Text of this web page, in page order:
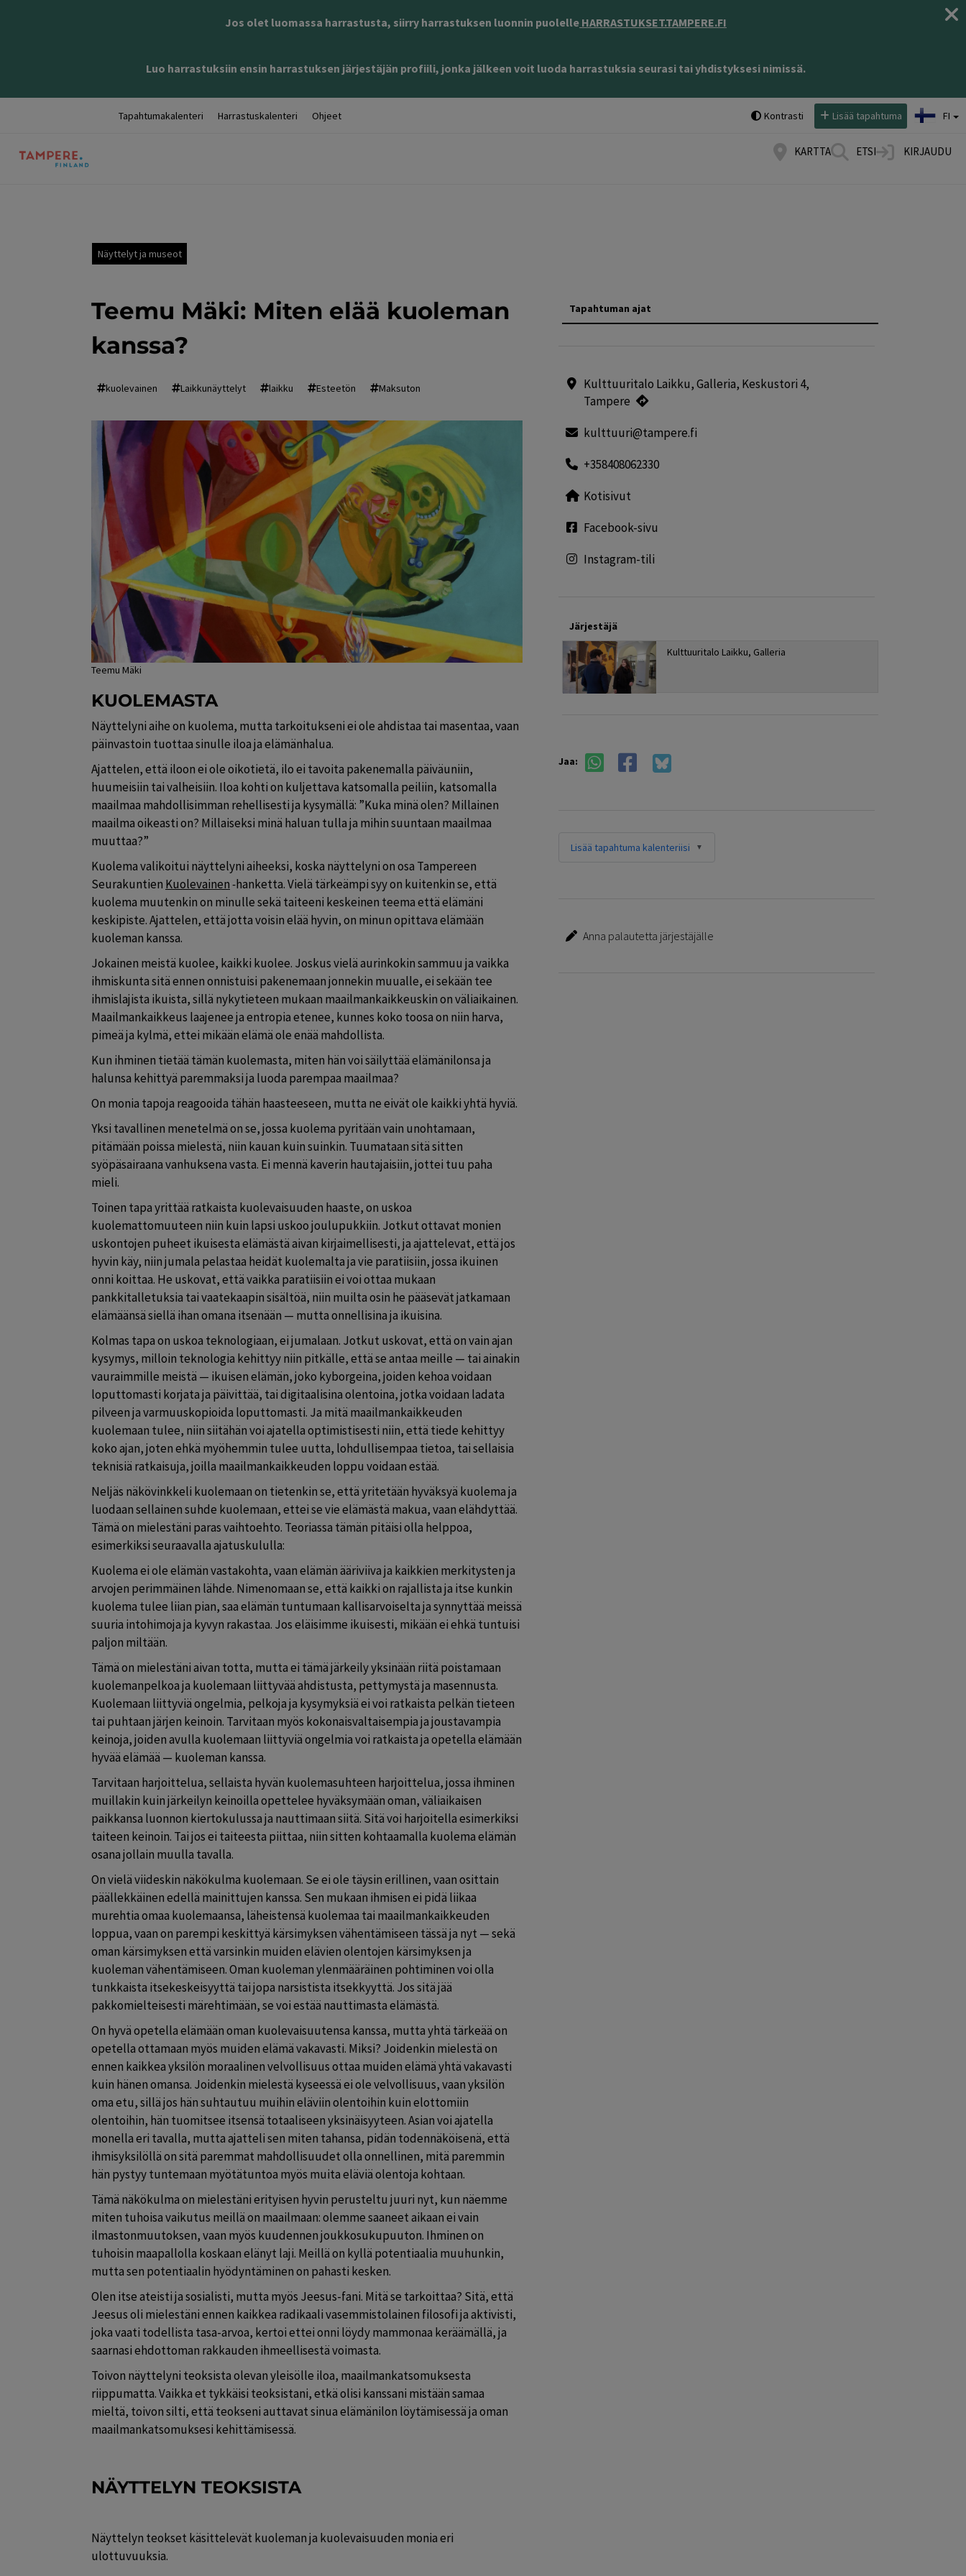
Jos olet luomassa harrastusta, siirry harrastuksen luonnin puolelle HARRASTUKSET.TAMPERE.FI
Luo harrastuksiin ensin harrastuksen järjestäjän profiili, jonka jälkeen voit luoda harrastuksia seurasi tai yhdistyksesi nimissä.
Tapahtumakalenteri Harrastuskalenteri Ohjeet Kontrasti Lisää tapahtuma FI
KARTTA ETSI KIRJAUDU
Näyttelyt ja museot
Teemu Mäki: Miten elää kuoleman
kanssa?
kuolevainen Laikkunäyttelyt laikku Esteetön Maksuton
Teemu Mäki
KUOLEMASTA
Näyttelyni aihe on kuolema, mutta tarkoitukseni ei ole ahdistaa tai masentaa, vaan
päinvastoin tuottaa sinulle iloa ja elämänhalua.
Ajattelen, että iloon ei ole oikotietä, ilo ei tavoita pakenemalla päiväuniin,
huumeisiin tai valheisiin. Iloa kohti on kuljettava katsomalla peiliin, katsomalla
maailmaa mahdollisimman rehellisesti ja kysymällä: ”Kuka minä olen? Millainen
maailma oikeasti on? Millaiseksi minä haluan tulla ja mihin suuntaan maailmaa
muuttaa?”
Kuolema valikoitui näyttelyni aiheeksi, koska näyttelyni on osa Tampereen
Seurakuntien Kuolevainen -hanketta. Vielä tärkeämpi syy on kuitenkin se, että
kuolema muutenkin on minulle sekä taiteeni keskeinen teema että elämäni
keskipiste. Ajattelen, että jotta voisin elää hyvin, on minun opittava elämään
kuoleman kanssa.
Jokainen meistä kuolee, kaikki kuolee. Joskus vielä aurinkokin sammuu ja vaikka
ihmiskunta sitä ennen onnistuisi pakenemaan jonnekin muualle, ei sekään tee
ihmislajista ikuista, sillä nykytieteen mukaan maailmankaikkeuskin on väliaikainen.
Maailmankaikkeus laajenee ja entropia etenee, kunnes koko toosa on niin harva,
pimeä ja kylmä, ettei mikään elämä ole enää mahdollista.
Kun ihminen tietää tämän kuolemasta, miten hän voi säilyttää elämänilonsa ja
halunsa kehittyä paremmaksi ja luoda parempaa maailmaa?
On monia tapoja reagooida tähän haasteeseen, mutta ne eivät ole kaikki yhtä hyviä.
Yksi tavallinen menetelmä on se, jossa kuolema pyritään vain unohtamaan,
pitämään poissa mielestä, niin kauan kuin suinkin. Tuumataan sitä sitten
syöpäsairaana vanhuksena vasta. Ei mennä kaverin hautajaisiin, jottei tuu paha
mieli.
Toinen tapa yrittää ratkaista kuolevaisuuden haaste, on uskoa
kuolemattomuuteen niin kuin lapsi uskoo joulupukkiin. Jotkut ottavat monien
uskontojen puheet ikuisesta elämästä aivan kirjaimellisesti, ja ajattelevat, että jos
hyvin käy, niin jumala pelastaa heidät kuolemalta ja vie paratiisiin, jossa ikuinen
onni koittaa. He uskovat, että vaikka paratiisiin ei voi ottaa mukaan
pankkitalletuksia tai vaatekaapin sisältöä, niin muilta osin he pääsevät jatkamaan
elämäänsä siellä ihan omana itsenään — mutta onnellisina ja ikuisina.
Kolmas tapa on uskoa teknologiaan, ei jumalaan. Jotkut uskovat, että on vain ajan
kysymys, milloin teknologia kehittyy niin pitkälle, että se antaa meille — tai ainakin
vauraimmille meistä — ikuisen elämän, joko kyborgeina, joiden kehoa voidaan
loputtomasti korjata ja päivittää, tai digitaalisina olentoina, jotka voidaan ladata
pilveen ja varmuuskopioida loputtomasti. Ja mitä maailmankaikkeuden
kuolemaan tulee, niin siitähän voi ajatella optimistisesti niin, että tiede kehittyy
koko ajan, joten ehkä myöhemmin tulee uutta, lohdullisempaa tietoa, tai sellaisia
teknisiä ratkaisuja, joilla maailmankaikkeuden loppu voidaan estää.
Neljäs näkövinkkeli kuolemaan on tietenkin se, että yritetään hyväksyä kuolema ja
luodaan sellainen suhde kuolemaan, ettei se vie elämästä makua, vaan elähdyttää.
Tämä on mielestäni paras vaihtoehto. Teoriassa tämän pitäisi olla helppoa,
esimerkiksi seuraavalla ajatuskululla:
Kuolema ei ole elämän vastakohta, vaan elämän ääriviiva ja kaikkien merkitysten ja
arvojen perimmäinen lähde. Nimenomaan se, että kaikki on rajallista ja itse kunkin
kuolema tulee liian pian, saa elämän tuntumaan kallisarvoiselta ja synnyttää meissä
suuria intohimoja ja kyvyn rakastaa. Jos eläisimme ikuisesti, mikään ei ehkä tuntuisi
paljon miltään.
Tämä on mielestäni aivan totta, mutta ei tämä järkeily yksinään riitä poistamaan
kuolemanpelkoa ja kuolemaan liittyvää ahdistusta, pettymystä ja masennusta.
Kuolemaan liittyviä ongelmia, pelkoja ja kysymyksiä ei voi ratkaista pelkän tieteen
tai puhtaan järjen keinoin. Tarvitaan myös kokonaisvaltaisempia ja joustavampia
keinoja, joiden avulla kuolemaan liittyviä ongelmia voi ratkaista ja opetella elämään
hyvää elämää — kuoleman kanssa.
Tarvitaan harjoittelua, sellaista hyvän kuolemasuhteen harjoittelua, jossa ihminen
muillakin kuin järkeilyn keinoilla opettelee hyväksymään oman, väliaikaisen
paikkansa luonnon kiertokulussa ja nauttimaan siitä. Sitä voi harjoitella esimerkiksi
taiteen keinoin. Tai jos ei taiteesta piittaa, niin sitten kohtaamalla kuolema elämän
osana jollain muulla tavalla.
On vielä viideskin näkökulma kuolemaan. Se ei ole täysin erillinen, vaan osittain
päällekkäinen edellä mainittujen kanssa. Sen mukaan ihmisen ei pidä liikaa
murehtia omaa kuolemaansa, läheistensä kuolemaa tai maailmankaikkeuden
loppua, vaan on parempi keskittyä kärsimyksen vähentämiseen tässä ja nyt — sekä
oman kärsimyksen että varsinkin muiden elävien olentojen kärsimyksen ja
kuoleman vähentämiseen. Oman kuoleman ylenmääräinen pohtiminen voi olla
tunkkaista itsekeskeisyyttä tai jopa narsistista itsekkyyttä. Jos sitä jää
pakkomielteisesti märehtimään, se voi estää nauttimasta elämästä.
On hyvä opetella elämään oman kuolevaisuutensa kanssa, mutta yhtä tärkeää on
opetella ottamaan myös muiden elämä vakavasti. Miksi? Joidenkin mielestä on
ennen kaikkea yksilön moraalinen velvollisuus ottaa muiden elämä yhtä vakavasti
kuin hänen omansa. Joidenkin mielestä kyseessä ei ole velvollisuus, vaan yksilön
oma etu, sillä jos hän suhtautuu muihin eläviin olentoihin kuin elottomiin
olentoihin, hän tuomitsee itsensä totaaliseen yksinäisyyteen. Asian voi ajatella
monella eri tavalla, mutta ajatteli sen miten tahansa, pidän todennäköisenä, että
ihmisyksilöllä on sitä paremmat mahdollisuudet olla onnellinen, mitä paremmin
hän pystyy tuntemaan myötätuntoa myös muita eläviä olentoja kohtaan.
Tämä näkökulma on mielestäni erityisen hyvin perusteltu juuri nyt, kun näemme
miten tuhoisa vaikutus meillä on maailmaan: olemme saaneet aikaan ei vain
ilmastonmuutoksen, vaan myös kuudennen joukkosukupuuton. Ihminen on
tuhoisin maapallolla koskaan elänyt laji. Meillä on kyllä potentiaalia muuhunkin,
mutta sen potentiaalin hyödyntäminen on pahasti kesken.
Olen itse ateisti ja sosialisti, mutta myös Jeesus-fani. Mitä se tarkoittaa? Sitä, että
Jeesus oli mielestäni ennen kaikkea radikaali vasemmistolainen filosofi ja aktivisti,
joka vaati todellista tasa-arvoa, kertoi ettei onni löydy mammonaa keräämällä, ja
saarnasi ehdottoman rakkauden ihmeellisestä voimasta.
Toivon näyttelyni teoksista olevan yleisölle iloa, maailmankatsomuksesta
riippumatta. Vaikka et tykkäisi teoksistani, etkä olisi kanssani mistään samaa
mieltä, toivon silti, että teokseni auttavat sinua elämänilon löytämisessä ja oman
maailmankatsomuksesi kehittämisessä.
NÄYTTELYN TEOKSISTA
Näyttelyn teokset käsittelevät kuoleman ja kuolevaisuuden monia eri
ulottuvuuksia.
Tapahtuman ajat
Kulttuuritalo Laikku, Galleria, Keskustori 4,
Tampere
kulttuuri@tampere.fi
+358408062330
Kotisivut
Facebook-sivu
Instagram-tili
Järjestäjä
Kulttuuritalo Laikku, Galleria
Jaa:
Lisää tapahtuma kalenteriisi
Anna palautetta järjestäjälle